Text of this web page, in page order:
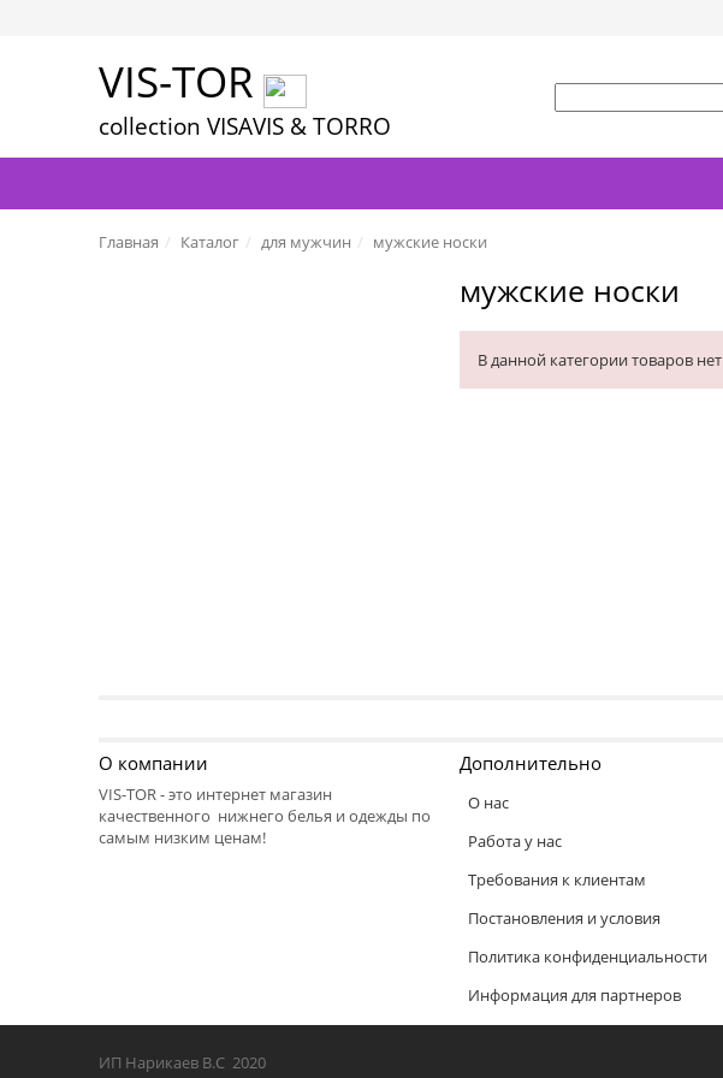
VIS-TOR
collection VISAVIS & TORRO
Главная Каталог для мужчин мужские носки
мужские носки
В данной категории товаров нет
О компании
VIS-TOR - это интернет магазин
качественного нижнего белья и одежды по
самым низким ценам!
Дополнительно
О нас
Работа у нас
Требования к клиентам
Постановления и условия
Политика конфиденциальности
Информация для партнеров
ИП Нарикаев В.С 2020